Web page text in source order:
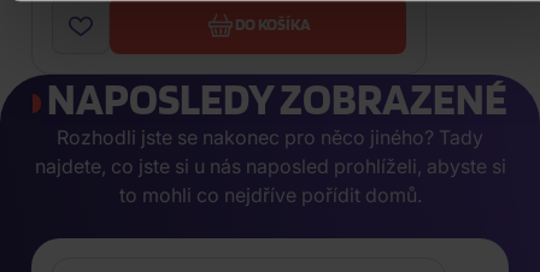
DO KOŠÍKA
NAPOSLEDY ZOBRAZENÉ
Rozhodli jste se nakonec pro něco jiného? Tady
najdete, co jste si u nás naposled prohlíželi, abyste si
to mohli co nejdříve pořídit domů.